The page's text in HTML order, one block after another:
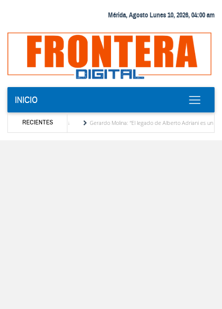
Mérida, Agosto Lunes 10, 2026, 04:00 am
INICIO
RECIENTES
Mucuchies
Gerardo Molina: “El legado de Alberto Adriani es una hoja